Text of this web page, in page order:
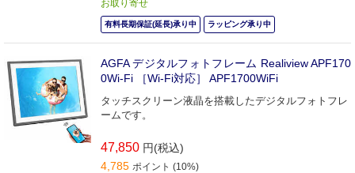
お取り寄せ
有料長期保証(延長)承り中 ラッピング承り中
AGFA デジタルフォトフレーム Realiview APF170
0Wi-Fi ［Wi-Fi対応］ APF1700WiFi
タッチスクリーン液晶を搭載したデジタルフォトフレ
ームです。
47,850 円(税込)
4,785 ポイント (10%)